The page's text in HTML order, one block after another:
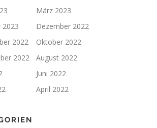
März 2023
2023
Dezember 2022
2022
Oktober 2022
2022
August 2022
Juni 2022
April 2022